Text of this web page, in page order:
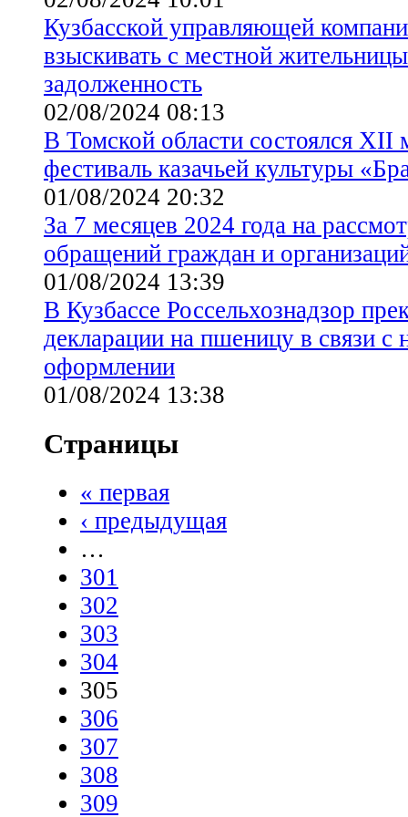
Кузбасской управляющей
взыскивать с местной
задолженность
02/08/2024 08:13
В Томской области состоялся XII
фестиваль казачьей культуры
01/08/2024 20:32
За 7 месяцев 2024 года на
обращений граждан и
01/08/2024 13:39
В Кузбассе Россельхознадзор
декларации на пшеницу в связи
оформлении
01/08/2024 13:38
Страницы
« первая
‹ предыдущая
…
301
302
303
304
305
306
307
308
309